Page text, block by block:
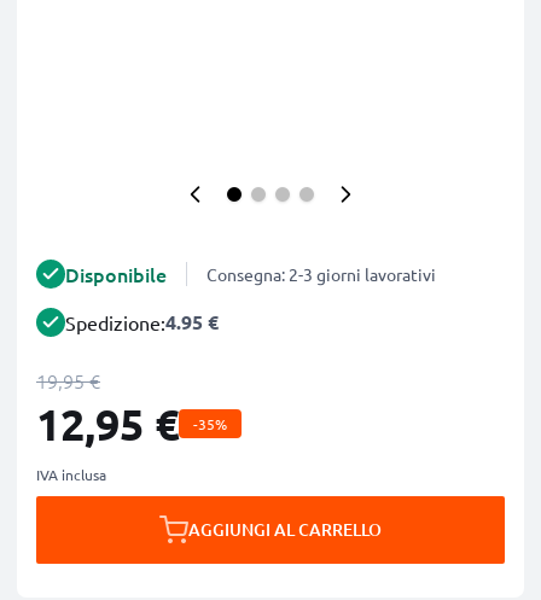
Disponibile Consegna: 2-3 giorni lavorativi
Spedizione:4.95 €
19,95 €
12,95 € -35%
IVA inclusa
AGGIUNGI AL CARRELLO